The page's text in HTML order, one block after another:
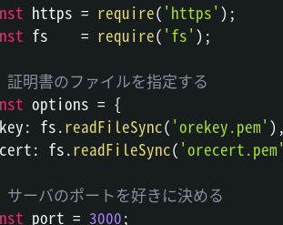
https = require( 'https' ) ;
fs = require( 'fs' ) ;
明書のファイルを指定する
options = {
: fs.readFileSync( 'orekey.pem' ) ,
: fs.readFileSync( 'orecert.pem'
ーバのポートを好きに決める
port = 3000;